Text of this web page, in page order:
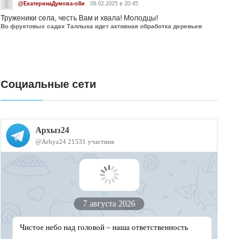
@ЕкатеринаДумова-о8и 09.02.2025 в 20:45
Труженики села, честь Вам и хвала! Молодцы!
Во фруктовых садах Таллыка идет активная обработка деревьев
Социальные сети